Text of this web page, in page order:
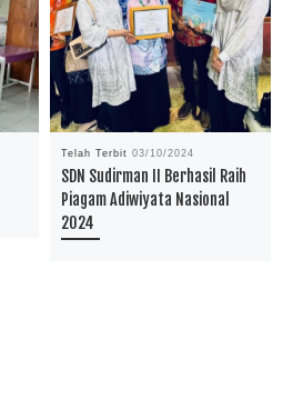
Telah Terbit03/10/2024
SDN Sudirman II Berhasil Raih
Piagam Adiwiyata Nasional
2024